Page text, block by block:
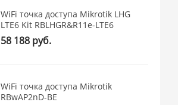
WiFi точка доступа Mikrotik LHG
LTE6 Kit RBLHGR&R11e-LTE6
58 188 руб.
WiFi точка доступа Mikrotik
RBwAP2nD-BE